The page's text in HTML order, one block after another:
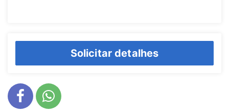
Solicitar detalhes